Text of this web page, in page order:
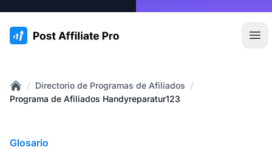
:site.title
Home
/ Directorio de Programas de Afiliados /
Programa de Afiliados Handyreparatur123
Glosario